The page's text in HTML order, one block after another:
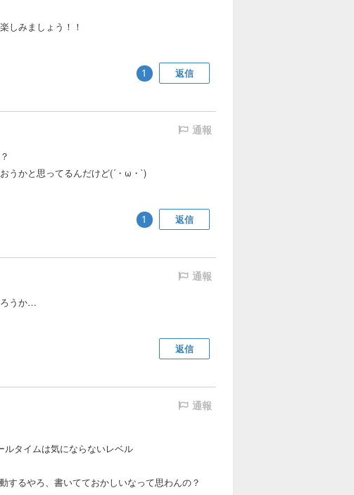
しみましょう！！
返信
1
通報
うかと思ってるんだけど(´・ω・`)
返信
1
通報
ろうか…
返信
通報
タイムは気にならないレベル
するやろ、書いてておかしいなって思わんの？